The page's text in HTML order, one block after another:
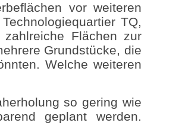
vor weiteren
TQ,
Flächen zur
Grundstücke, die
Welche weiteren
so gering wie
geplant werden.